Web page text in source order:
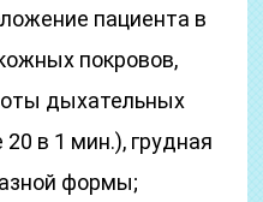
пациента в
покровов,
дыхательных
в 1 мин.), грудная
формы;